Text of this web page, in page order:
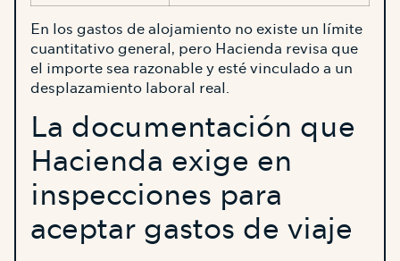
En los gastos de alojamiento no existe un límite
cuantitativo general, pero Hacienda revisa que
el importe sea razonable y esté vinculado a un
desplazamiento laboral real.
La documentación que
Hacienda exige en
inspecciones para
aceptar gastos de viaje